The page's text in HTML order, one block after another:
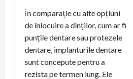
În comparație cu alte opțiuni
de înlocuire a dinților, cum ar fi
punțile dentare sau protezele
dentare, implanturile dentare
sunt concepute pentru a
rezista pe termen lung. Ele